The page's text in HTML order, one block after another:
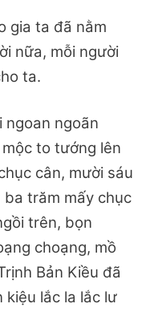
gia ta đã nằm
nữa, mỗi người
ta.
ngoan ngoãn
to tướng lên
cân, mười sáu
ba trăm mấy chục
trên, bọn
choạng, mồ
Bản Kiều đã
kiệu lắc la lắc lư